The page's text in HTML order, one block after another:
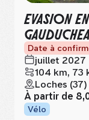
EVASION
Date à
juillet 2027
104 km, 73
Loches (37)
À partir de
Vélo